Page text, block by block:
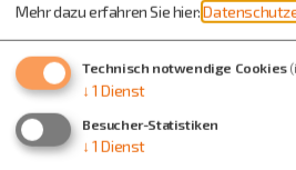
Mehr dazu erfahren Sie hier:
Technisch notwendige Cookies
↓ 1 Dienst
Besucher-Statistiken
↓ 1 Dienst